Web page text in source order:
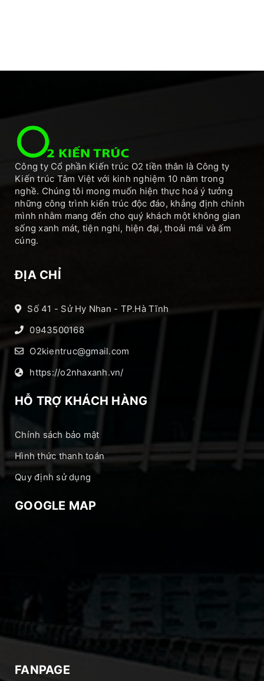
Công ty Cổ phần Kiến trúc O2 tiền thân là Công ty
Kiến trúc Tâm Việt với kinh nghiệm 10 năm trong
nghề. Chúng tôi mong muốn hiện thực hoá ý tưởng
những công trình kiến trúc độc đáo, khẳng định chính
mình nhằm mang đến cho quý khách một không gian
sống xanh mát, tiện nghi, hiện đại, thoải mái và ấm
cúng.
ĐỊA CHỈ
Số 41 - Sử Hy Nhan - TP.Hà Tĩnh
0943500168
O2kientruc@gmail.com
https://o2nhaxanh.vn/
HỖ TRỢ KHÁCH HÀNG
Chính sách bảo mật
Hình thức thanh toán
Quy định sử dụng
GOOGLE MAP
FANPAGE